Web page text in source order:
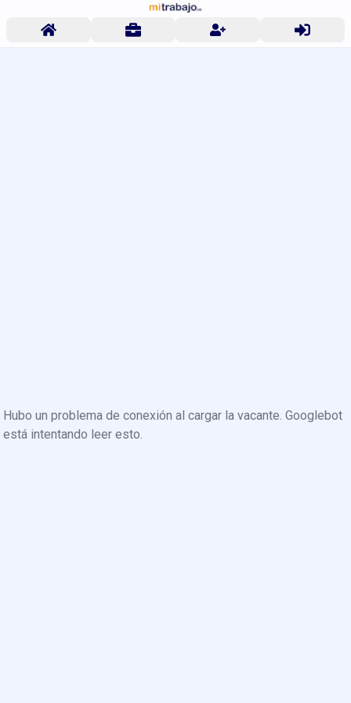
Hubo un problema de conexión al cargar la vacante. Googlebot
está intentando leer esto.